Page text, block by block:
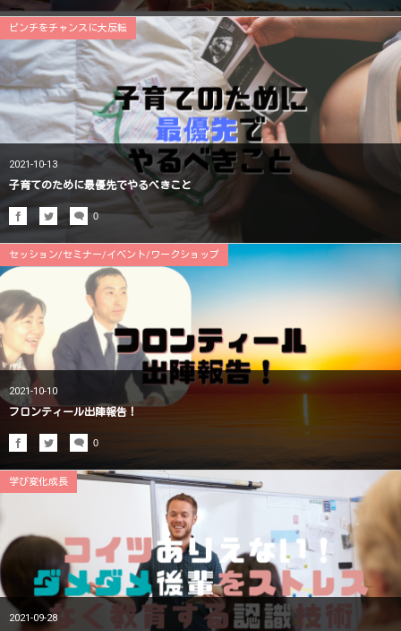
ピンチをチャンスに大反転
2021-10-13
子育てのために最優先でやるべきこと
0
セッション/セミナー/イベント/ワークショップ
2021-10-10
フロンティール出陣報告！
0
学び変化成長
2021-09-28